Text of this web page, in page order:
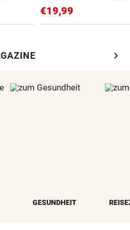
€19,99
chevron_right
GESUNDHEIT